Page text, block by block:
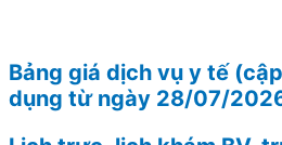
Bảng giá dịch vụ y tế
dụng từ ngày 28/07/